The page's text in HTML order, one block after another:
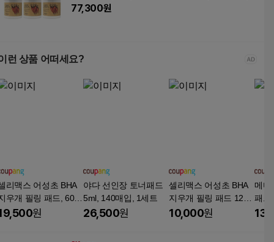
77,300원
런 상품 어떠세요?
리맥스 어성초 BHA
우개 필링 패드, 60매
, 125ml, 2개
원
야다 선인장 토너패드
5ml, 140매입, 1세트
26,500원
셀리맥스 어성초 BHA
지우개 필링 패드 125
ml, 60매입, 125ml, 1개
10,000원
메디
패드
개